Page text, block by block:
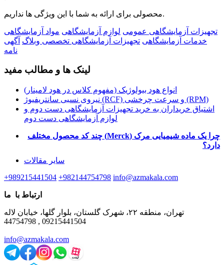
محصولی برای ارائه به شما با این ویژگی ها نداریم.
تجهیزات آزمایشگاهی عمومی لوازم آزمایشگاهی مواد آزمایشگاهی
خدمات آزمایشگاهی تجهیزات آزمایشگاهی تخصصی وبلاگ آگهی
نامه
لینک ها و مطالب مفید
انواع هود بیولوژیک (مفهوم کلاس در هود لامینار)
نیروی نسبی سانتریفیوژ (RCF) و سرعت چرخشی (RPM)
اشتیاق خریداران به خرید تجهیزات آزمایشگاهی دست دوم و
لوازم آزمایشگاهی دست دوم
چرا یک ماده شیمیایی مرک (Merck)
چند کد محصول مختلف
دارد؟
سایر مقالات
+989215441504 +982144754798 info@azmakala.com
ارتباط با ما
تهران، منطقه ۲۲، شهرک گلستان، بلوار گلها، خیابان لاله
44754798 , 09215441504
info@azmakala.com